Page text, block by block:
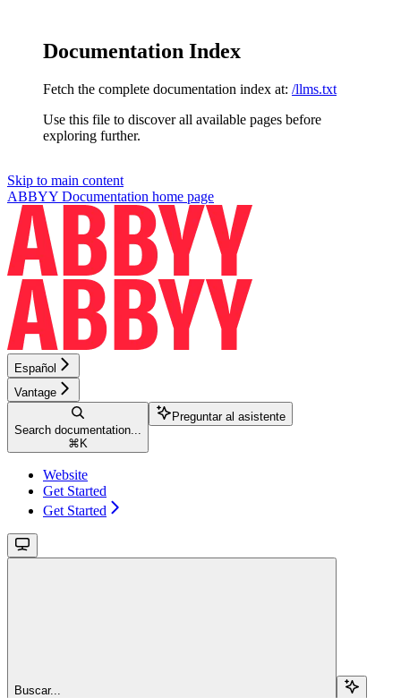
Documentation Index
Fetch the complete documentation index at: /llms.txt
Use this file to discover all available pages before
exploring further.
Skip to main content
ABBYY Documentation home page
Español
Vantage
Search documentation...
⌘ K
Preguntar al asistente
Website
Get Started
Get Started
Buscar...